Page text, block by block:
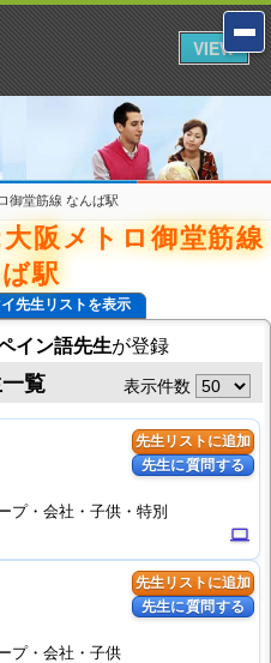
御堂筋線 なんば駅
阪メトロ御堂筋線
駅
先生リストを表示
イン語先生が登録
覧 表示件数
先生リストに追加
先生に質問する
computer
プ・会社・子供・特別
先生リストに追加
先生に質問する
プ・会社・子供
VIEW
VIEW